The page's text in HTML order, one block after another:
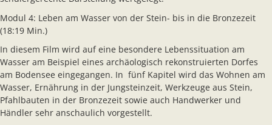
Modul 4: Leben am Wasser von der Stein- bis in die Bronzezeit
(18:19 Min.)
In diesem Film wird auf eine besondere Lebenssituation am
Wasser am Beispiel eines archäologisch rekonstruierten Dorfes
am Bodensee eingegangen. In fünf Kapitel wird das Wohnen am
Wasser, Ernährung in der Jungsteinzeit, Werkzeuge aus Stein,
Pfahlbauten in der Bronzezeit sowie auch Handwerker und
Händler sehr anschaulich vorgestellt.